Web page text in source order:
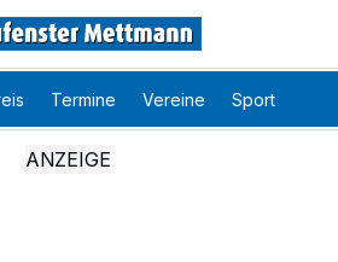
Termine Vereine Sport
zu. Durch Auswahl von OK aktivieren Sie